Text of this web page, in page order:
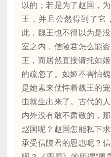
以的；若是为了赵国，
王，并且公然得到了它
此，魏王也不得以为是
室之内，信陵君怎么能
王，而居然直接请托如
的疏忽了。如姬不害怕
是她素来仗恃着魏王的
虫就生出来了。古代的
内外没有敢不肃敬的，
赵国呢？赵国怎能私下
承受信陵君的恩惠呢？